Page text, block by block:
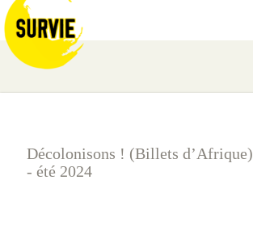
Décolonisons ! (Billets d’Afrique)
- été 2024